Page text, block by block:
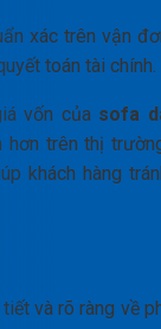
xác trên vận
toán tài chính.
vốn của sofa
hơn trên thị
khách hàng
và rõ ràng về